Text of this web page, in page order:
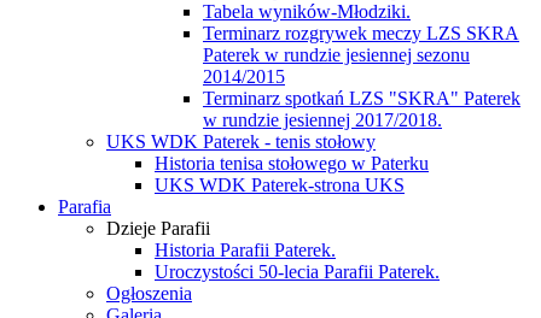
Tabela wyników-Młodziki.
Terminarz rozgrywek meczy LZS SKRA
Paterek w rundzie jesiennej sezonu
2014/2015
Terminarz spotkań LZS "SKRA" Paterek
w rundzie jesiennej 2017/2018.
UKS WDK Paterek - tenis stołowy
Historia tenisa stołowego w Paterku
UKS WDK Paterek-strona UKS
Parafia
Dzieje Parafii
Historia Parafii Paterek.
Uroczystości 50-lecia Parafii Paterek.
Ogłoszenia